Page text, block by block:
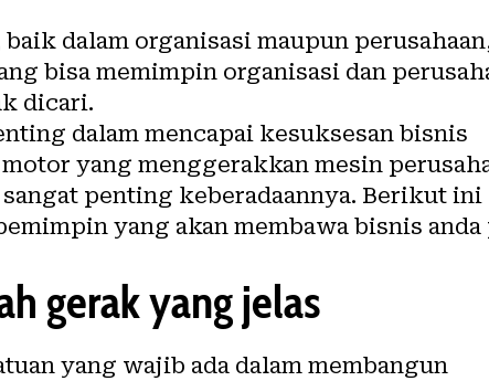
dalam organisasi maupun
bisa memimpin organisasi dan
dicari.
dalam mencapai kesuksesan bisnis
yang menggerakkan mesin
penting keberadaannya. Berikut ini
yang akan membawa bisnis anda
gerak yang jelas
yang wajib ada dalam membangun